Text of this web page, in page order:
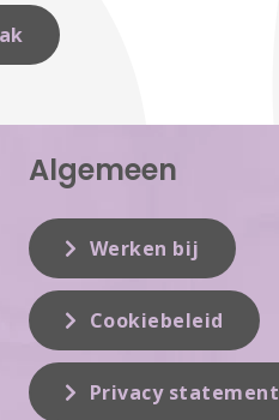
Algemeen
Werken bij
Cookiebeleid
Privacy statement